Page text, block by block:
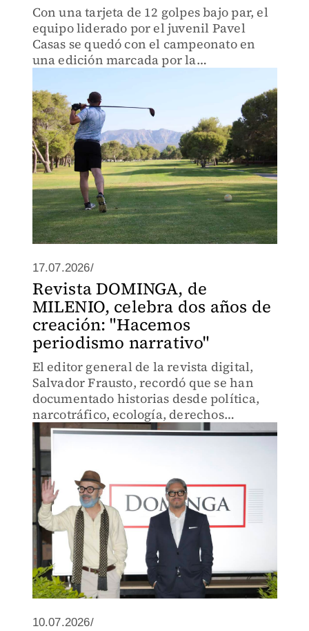
Con una tarjeta de 12 golpes bajo par, el
equipo liderado por el juvenil Pavel
Casas se quedó con el campeonato en
una edición marcada por la
total.
17.07.2026/
Revista DOMINGA, de
MILENIO, celebra dos años de
creación: "Hacemos
periodismo narrativo"
El editor general de la revista digital,
Salvador Frausto, recordó que se han
documentado historias desde política,
narcotráfico, ecología, derechos
humanos, temas de género y diversidad,
entre otros.
10.07.2026/